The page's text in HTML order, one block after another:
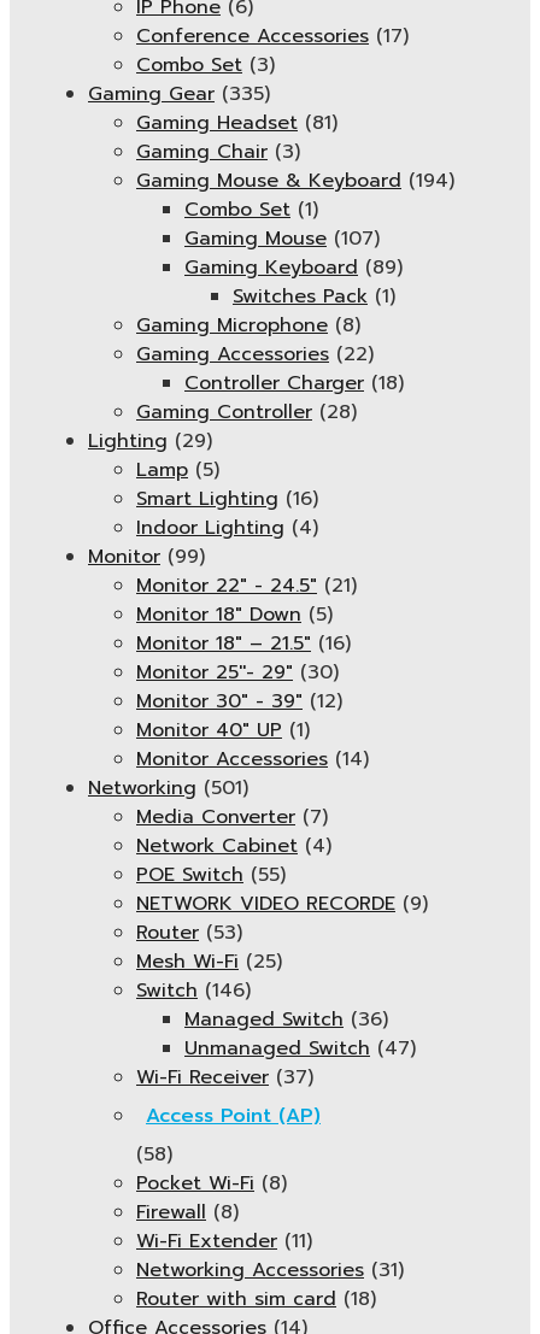
IP Phone (6)
Conference Accessories (17)
Combo Set (3)
Gaming Gear (335)
Gaming Headset (81)
Gaming Chair (3)
Gaming Mouse & Keyboard (194)
Combo Set (1)
Gaming Mouse (107)
Gaming Keyboard (89)
Switches Pack (1)
Gaming Microphone (8)
Gaming Accessories (22)
Controller Charger (18)
Gaming Controller (28)
Lighting (29)
Lamp (5)
Smart Lighting (16)
Indoor Lighting (4)
Monitor (99)
Monitor 22" - 24.5" (21)
Monitor 18" Down (5)
Monitor 18″ – 21.5″ (16)
Monitor 25''- 29" (30)
Monitor 30" - 39" (12)
Monitor 40" UP (1)
Monitor Accessories (14)
Networking (501)
Media Converter (7)
Network Cabinet (4)
POE Switch (55)
NETWORK VIDEO RECORDE (9)
Router (53)
Mesh Wi-Fi (25)
Switch (146)
Managed Switch (36)
Unmanaged Switch (47)
Wi-Fi Receiver (37)
Access Point (AP)
(58)
Pocket Wi-Fi (8)
Firewall (8)
Wi-Fi Extender (11)
Networking Accessories (31)
Router with sim card (18)
Office Accessories (14)